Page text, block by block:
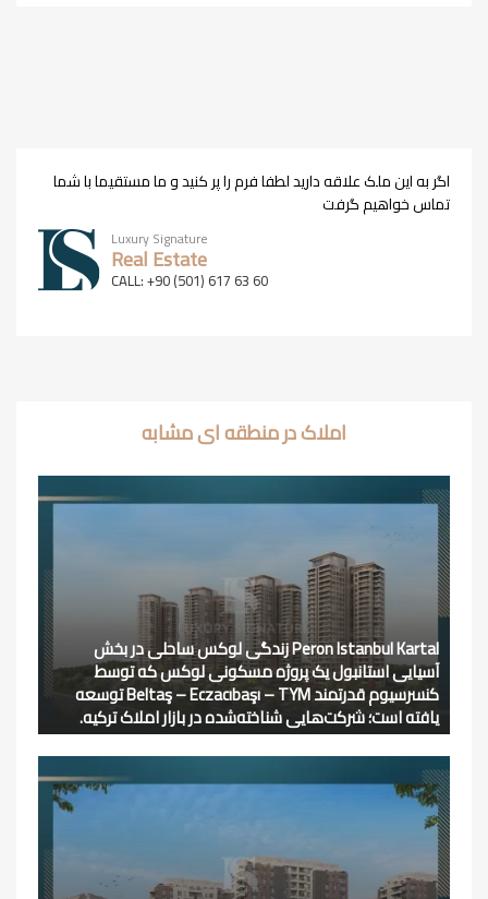
اگر به این ملک علاقه دارید لطفا فرم را پر کنید و ما مستقیما با شما
تماس خواهیم گرفت
Luxury Signature
Real Estate
CALL: +90 (501) 617 63 60
املاک در منطقه ای مشابه
Peron Istanbul Kartal زندگی لوکس ساحلی در بخش
آسیایی استانبول یک پروژه مسکونی لوکس که توسط
کنسرسیوم قدرتمند Beltaş – Eczacıbaşı – TYM توسعه
یافته است؛ شرکت‌هایی شناخته‌شده در بازار املاک ترکیه.